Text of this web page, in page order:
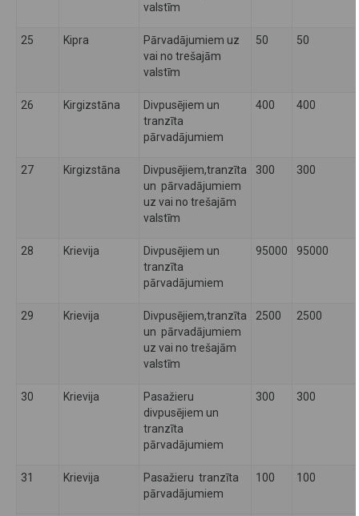
valstīm
25 Kipra
Pārvadājumiem uz
vai no trešajām
valstīm
50 50
26 Kirgizstāna
Divpusējiem un
tranzīta
pārvadājumiem
400 400
27 Kirgizstāna
Divpusējiem,tranzīta
un pārvadājumiem
uz vai no trešajām
valstīm
300 300
28 Krievija
Divpusējiem un
tranzīta
pārvadājumiem
95000 95000
29 Krievija
Divpusējiem,tranzīta
un pārvadājumiem
uz vai no trešajām
valstīm
2500 2500
30 Krievija
Pasažieru
divpusējiem un
tranzīta
pārvadājumiem
300 300
31 Krievija
Pasažieru tranzīta
pārvadājumiem
100 100